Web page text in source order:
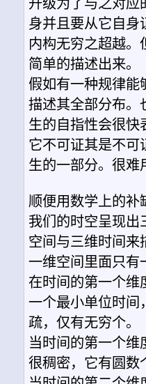
升级为了与之对应
身并且要从它自身
内构无穷之超越
简单的描述出来。
假如有一种规律能
描述其全部分布。
生的自指性会很快
它不可证其是不可
生的一部分。很难
顺便用数学上的补
我们的时空呈现出
空间与三维时间来
一维空间里面只有
在时间的第一个维
一个最小单位时间
疏，仅有无穷个。
当时间的第一个维
很稠密，它有圆数